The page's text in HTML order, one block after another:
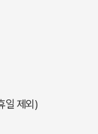
일 제외)